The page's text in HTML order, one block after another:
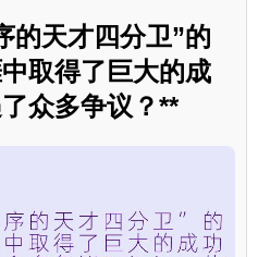
的天才四分卫”的
取得了巨大的成
众多争议？**